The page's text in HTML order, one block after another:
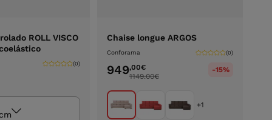
ROLL VISCO
(0)
Chaise longue ARGOS
Conforama (0)
949,00€
1149.00€
-15%
+1